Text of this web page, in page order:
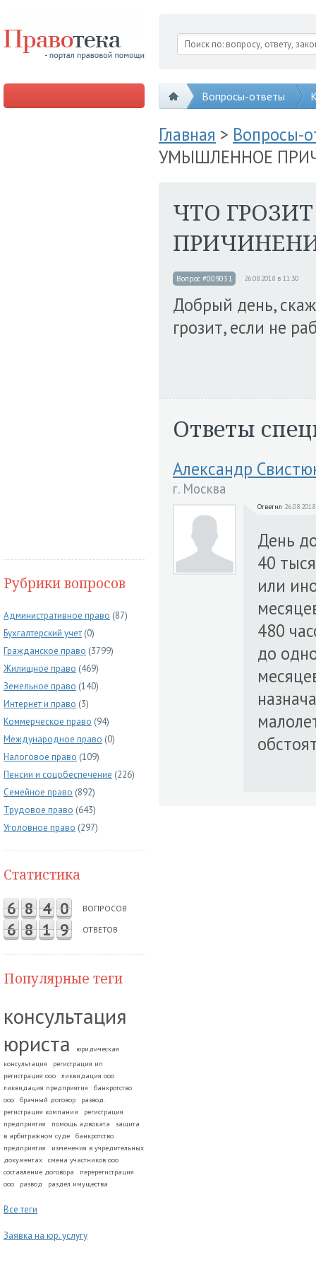
Вопросы-ответы
Рубрики вопросов
Административное право (87)
Бухгалтерский учет (0)
Гражданское право (3799)
Жилищное право (469)
Земельное право (140)
Интернет и право (3)
Коммерческое право (94)
Международное право (0)
Налоговое право (109)
Пенсии и соцобеспечение (226)
Семейное право (892)
Трудовое право (643)
Уголовное право (297)
Статистика
6 8 4 0 ВОПРОСОВ
6 8 1 9 ОТВЕТОВ
Популярные теги
консультация
юриста
юридическая
консультация
регистрация ип
регистрация ооо
ликвидация ооо
ликвидация предприятия
банкротство
ооо
брачный договор
развод.
регистрация компании
регистрация
предприятия
помощь адвоката
защита
в арбитражном суде
банкротство
предприятия
изменения в учредительных
документах
смена участников ооо
составление договора
перерегистрация
ооо
развод раздел имущества
Все теги
Заявка на юр. услугу
Главная > Вопросы-
УМЫШЛЕННОЕ
ЧТО
Вопрос #009031 26.08.2018 в 11:30
Добрый день,
грозит, если не
Ответы
Александр
г. Москва
Ответил
День
40
или
480
до